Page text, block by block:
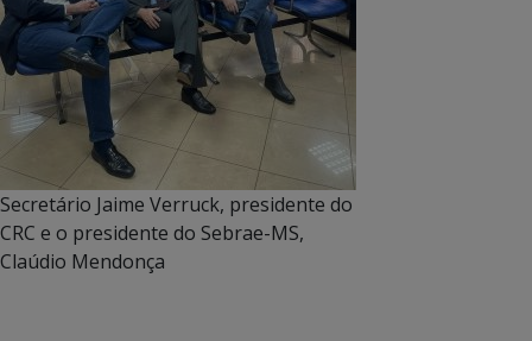
Secretário Jaime Verruck, presidente do
CRC e o presidente do Sebrae-MS,
Claúdio Mendonça